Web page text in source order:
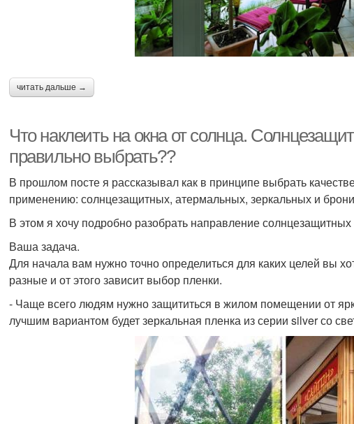
читать дальше →
Что наклеить на окна от солнца.
правильно выбрать??
В прошлом посте я рассказывал как в принципе выбрать
применению: солнцезащитных, атермальных, зеркальных и
В этом я хочу подробно разобрать направление
Ваша задача.
Для начала вам нужно точно определиться для каких целей вы
разные и от этого зависит выбор пленки.
- Чаще всего людям нужно защититься в жилом помещении от
лучшим вариантом будет зеркальная пленка из серии silver со